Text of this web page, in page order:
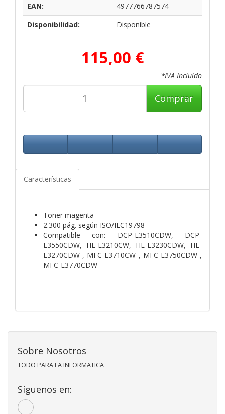
EAN:
4977766787574
Disponibilidad:
Disponible
115,00 €
*IVA Incluido
Comprar
Características
Toner magenta
2.300 pág. según ISO/IEC19798
Compatible con: DCP-L3510CDW, DCP-
L3550CDW, HL-L3210CW, HL-L3230CDW, HL-
L3270CDW , MFC-L3710CW , MFC-L3750CDW ,
MFC-L3770CDW
Sobre Nosotros
TODO PARA LA INFORMATICA
Síguenos en: